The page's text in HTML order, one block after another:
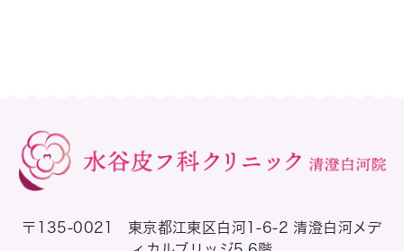
〒135-0021
東京都江東区白河1-6-2 清澄白河メデ